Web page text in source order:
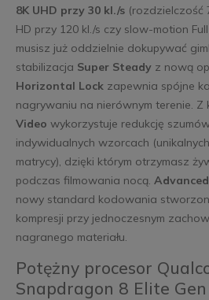
8K UHD przy 30 kl./s(rozdzielczość
HD przy 120 kl./s czy slow-motion
musisz już oddzielnie dokupywać
stabilizacja Super Steadyz nową
Horizontal Lockzapewnia spójne
nagrywaniu na nierównym terenie. Z
Video wykorzystuje redukcję
indywidualnych wzorcach
matrycy), dzięki którym otrzymasz
podczas filmowania nocą.
nowy standard kodowania
kompresji przy jednoczesnym
nagranego materiału.
Potężny procesor
Snapdragon 8 Elite